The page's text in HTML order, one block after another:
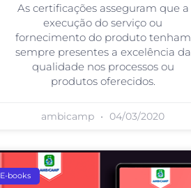
As certificações asseguram que a
execução do serviço ou
fornecimento do produto tenham
sempre presentes a excelência da
qualidade nos processos ou
produtos oferecidos.
ambicamp 04/03/2020
E-books